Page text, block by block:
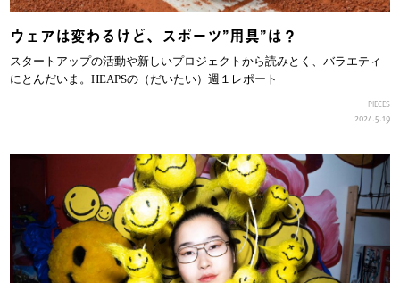
ウェアは変わるけど、スポーツ”用具”は？
スタートアップの活動や新しいプロジェクトから読みとく、バラエティ
にとんだいま。HEAPSの（だいたい）週１レポート
PIECES
2024.5.19